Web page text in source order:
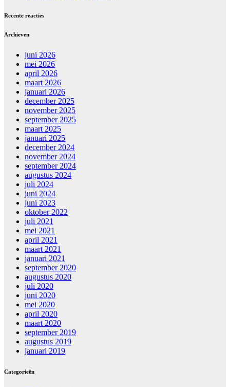
Recente reacties
Archieven
juni 2026
mei 2026
april 2026
maart 2026
januari 2026
december 2025
november 2025
september 2025
maart 2025
januari 2025
december 2024
november 2024
september 2024
augustus 2024
juli 2024
juni 2024
juni 2023
oktober 2022
juli 2021
mei 2021
april 2021
maart 2021
januari 2021
september 2020
augustus 2020
juli 2020
juni 2020
mei 2020
april 2020
maart 2020
september 2019
augustus 2019
januari 2019
Categorieën